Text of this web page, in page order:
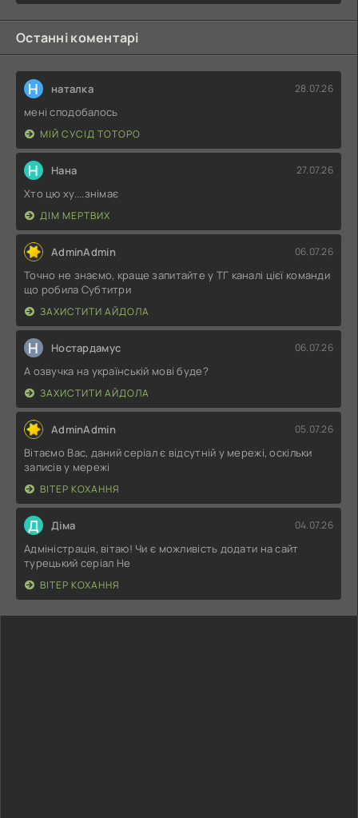
Останні коментарі
Н наталка 28.07.26
мені сподобалось
МІЙ СУСІД ТОТОРО
Н Нана 27.07.26
Хто цю ху....знімає
ДІМ МЕРТВИХ
AdminAdmin 06.07.26
Точно не знаємо, краще запитайте у ТГ каналі цієї команди
що робила Субтитри
ЗАХИСТИТИ АЙДОЛА
Н Ностардамус 06.07.26
А озвучка на українській мові буде?
ЗАХИСТИТИ АЙДОЛА
AdminAdmin 05.07.26
Вітаємо Вас, даний серіал є відсутній у мережі, оскільки
записів у мережі
ВІТЕР КОХАННЯ
Д Діма 04.07.26
Адміністрація, вітаю! Чи є можливість додати на сайт
турецький серіал Не
ВІТЕР КОХАННЯ